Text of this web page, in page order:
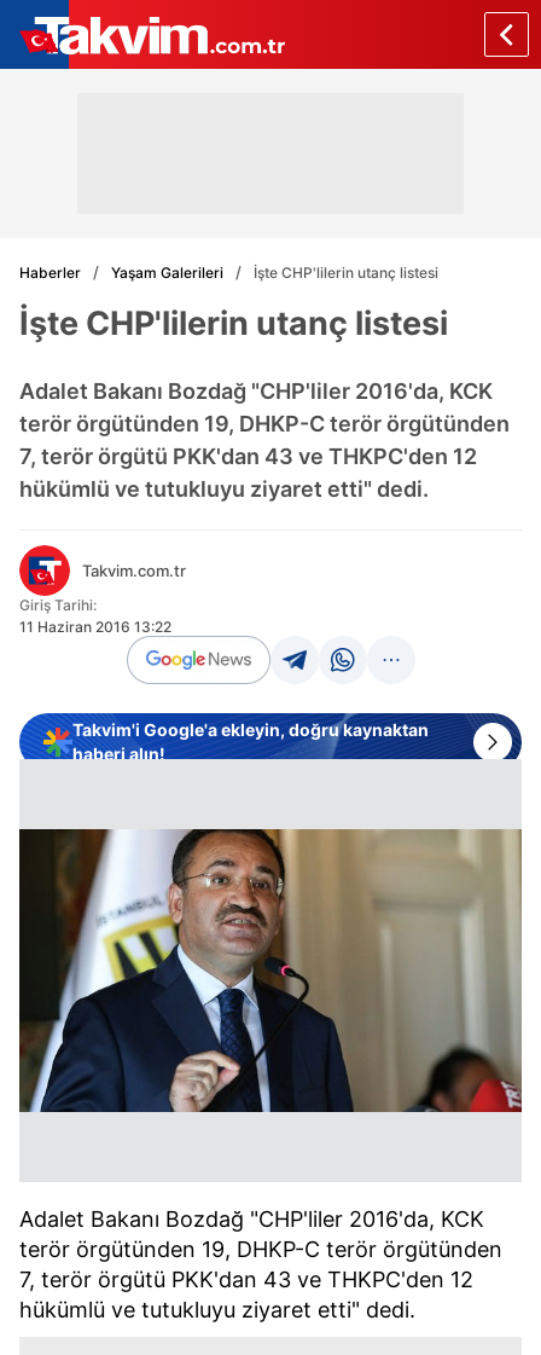
Haberler Yaşam Galerileri İşte CHP'lilerin utanç listesi
İşte CHP'lilerin utanç listesi
Adalet Bakanı Bozdağ "CHP'liler 2016'da, KCK
terör örgütünden 19, DHKP-C terör örgütünden
7, terör örgütü PKK'dan 43 ve THKPC'den 12
hükümlü ve tutukluyu ziyaret etti" dedi.
Takvim.com.tr
Giriş Tarihi:
11 Haziran 2016 13:22
Takvim'i Google'a ekleyin, doğru kaynaktan
haberi alın!
Adalet Bakanı Bozdağ "CHP'liler 2016'da, KCK
terör örgütünden 19, DHKP-C terör örgütünden
7, terör örgütü PKK'dan 43 ve THKPC'den 12
hükümlü ve tutukluyu ziyaret etti" dedi.